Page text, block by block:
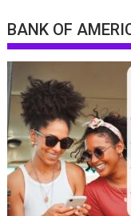
BANK OF